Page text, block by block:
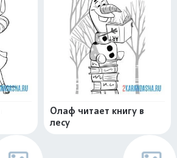
Олаф читает книгу в
лесу